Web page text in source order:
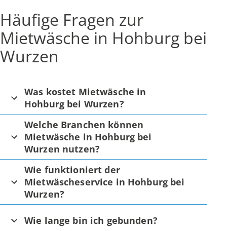
Häufige Fragen zur
Mietwäsche in Hohburg bei
Wurzen
Was kostet Mietwäsche in
Hohburg bei Wurzen?
Welche Branchen können
Mietwäsche in Hohburg bei
Wurzen nutzen?
Wie funktioniert der
Mietwäscheservice in Hohburg bei
Wurzen?
Wie lange bin ich gebunden?